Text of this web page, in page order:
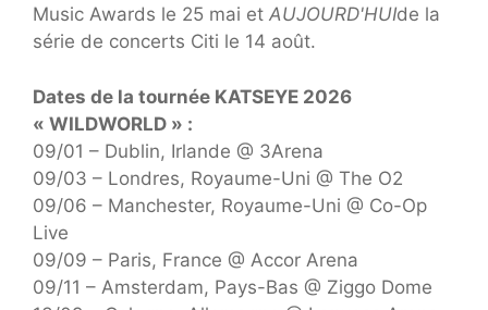
Music Awards le 25 mai et AUJOURD'HUIde la
série de concerts Citi le 14 août.
Dates de la tournée KATSEYE 2026
« WILDWORLD » :
09/01 – Dublin, Irlande @ 3Arena
09/03 – Londres, Royaume-Uni @ The O2
09/06 – Manchester, Royaume-Uni @ Co-Op
Live
09/09 – Paris, France @ Accor Arena
09/11 – Amsterdam, Pays-Bas @ Ziggo Dome